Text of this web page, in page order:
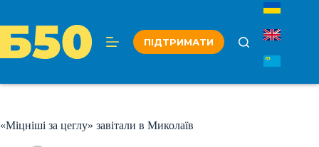
вмісту
ПІДТРИМАТИ
«Міцніші за цеглу» завітали в Миколаїв